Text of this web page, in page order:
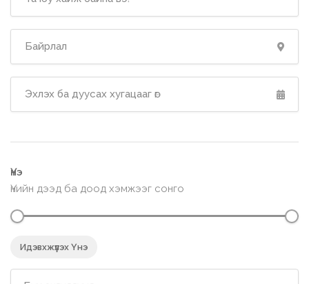
Үнэ
Үнийн дээд ба доод хэмжээг сонго
Идэвхжүүлэх Үнэ